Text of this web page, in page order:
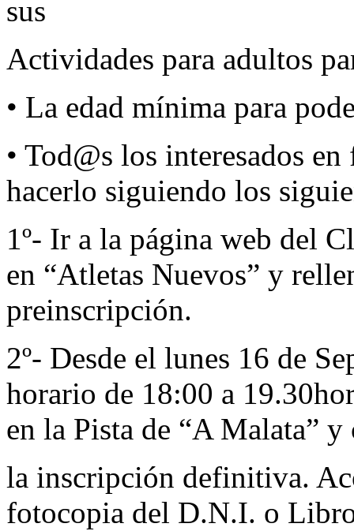
sus
Actividades para adultos
• La edad mínima para
• Tod@s los interesados
hacerlo siguiendo los
1º- Ir a la página web del
en “Atletas Nuevos” y
preinscripción.
2º- Desde el lunes 16 de
horario de 18:00 a
en la Pista de “A Malata”
la inscripción definitiva.
fotocopia del D.N.I. o